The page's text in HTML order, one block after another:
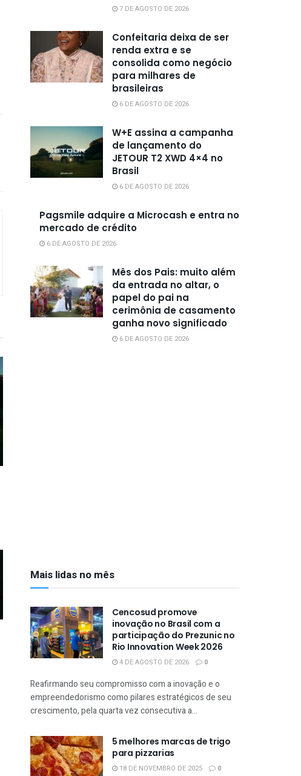
7 DE AGOSTO DE 2026
Confeitaria deixa de ser
renda extra e se
consolida como negócio
para milhares de
brasileiras
6 DE AGOSTO DE 2026
W+E assina a campanha
de lançamento do
JETOUR T2 XWD 4×4 no
Brasil
6 DE AGOSTO DE 2026
Pagsmile adquire a Microcash e entra no
mercado de crédito
6 DE AGOSTO DE 2026
Mês dos Pais: muito além
da entrada no altar, o
papel do pai na
cerimônia de casamento
ganha novo significado
6 DE AGOSTO DE 2026
Mais lidas no mês
Cencosud promove
inovação no Brasil com a
participação do Prezunic no
Rio Innovation Week 2026
4 DE AGOSTO DE 2026 0
Reafirmando seu compromisso com a inovação e o
empreendedorismo como pilares estratégicos de seu
crescimento, pela quarta vez consecutiva a...
5 melhores marcas de trigo
para pizzarias
18 DE NOVEMBRO DE 2025 0